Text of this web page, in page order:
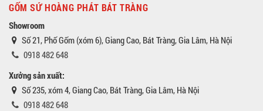
GỐM SỨ HOÀNG PHÁT BÁT TRÀNG
Showroom
Số 21, Phố Gốm (xóm 6), Giang Cao, Bát Tràng, Gia Lâm, Hà Nội
0918 482 648
Xưởng sản xuất:
Số 235, xóm 4, Giang Cao, Bát Tràng, Gia Lâm, Hà Nội
0918 482 648